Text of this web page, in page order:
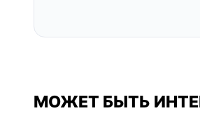
МОЖЕТ БЫТЬ